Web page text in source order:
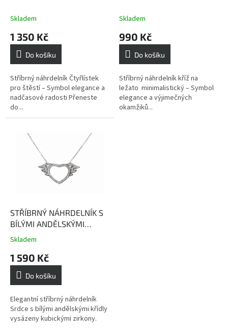
Skladem
1 350 Kč
Do košíku
Stříbrný náhrdelník Čtyřlístek
pro štěstí – Symbol elegance a
nadčasové radosti Přeneste
do...
Skladem
990 Kč
Do košíku
Stříbrný náhrdelník kříž na
ležato minimalistický – Symbol
elegance a výjimečných
okamžiků...
STŘÍBRNÝ NÁHRDELNÍK S
BÍLÝMI ANDĚLSKÝMI
KŘÍDLY SRDCE
Průměrné
produktu
4,5
5
hvězdiček.
Skladem
1 590 Kč
Do košíku
Elegantní stříbrný náhrdelník
Srdce s bílými andělskými křídly
vysázeny kubickými zirkony.